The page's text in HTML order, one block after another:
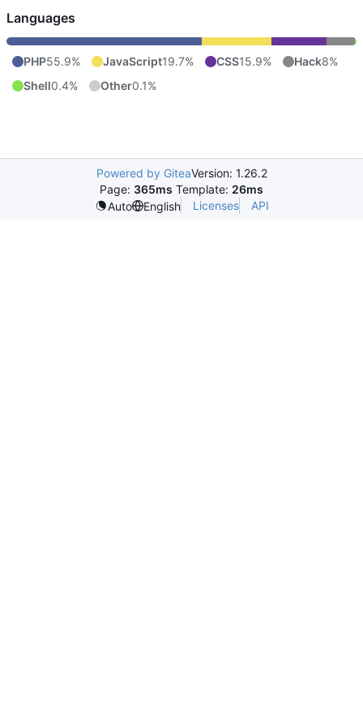
Languages
PHP55.9% JavaScript19.7% CSS15.9% Hack8%
Shell0.4% Other0.1%
Powered by GiteaVersion: 1.26.2
Page: 365ms Template: 26ms
Auto
English Licenses API